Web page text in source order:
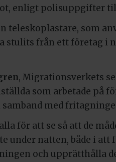
enligt polisuppgifter
teleskoplastare, som
stulits från ett företag i
, Migrationsverkets
som arbetade på
med
för att se så att de
under natten, både i
och upprätthålla